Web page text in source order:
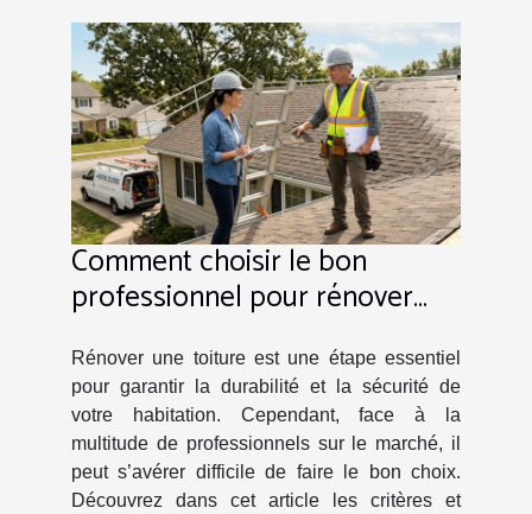
Comment choisir le bon
professionnel pour rénover
Rénover une toiture est une étape essentiel
pour garantir la durabilité et la sécurité de
votre habitation. Cependant, face à la
multitude de professionnels sur le marché, il
peut s’avérer difficile de faire le bon choix.
Découvrez dans cet article les critères et